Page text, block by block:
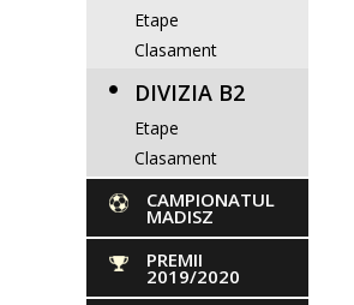
Etape
Clasament
DIVIZIA B2
Etape
Clasament
CAMPIONATUL
MADISZ
PREMII
2019/2020